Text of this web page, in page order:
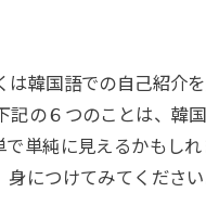
は韓国語での自己紹介
記の６つのことは、韓
で単純に見えるかもし
につけてみてください